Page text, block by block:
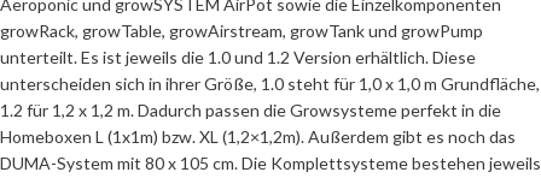
Aeroponic und growSYSTEM AirPot sowie die Einzelkomponenten
growRack, growTable, growAirstream, growTank und growPump
unterteilt. Es ist jeweils die 1.0 und 1.2 Version erhältlich. Diese
unterscheiden sich in ihrer Größe, 1.0 steht für 1,0 x 1,0 m Grundfläche,
1.2 für 1,2 x 1,2 m. Dadurch passen die Growsysteme perfekt in die
Homeboxen L (1x1m) bzw. XL (1,2×1,2m). Außerdem gibt es noch das
DUMA-System mit 80 x 105 cm. Die Komplettsysteme bestehen jeweils